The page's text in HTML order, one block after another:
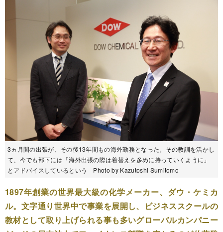
3ヵ月間の出張が、その後13年間もの海外勤務となった。その教訓を活かし
て、今でも部下には「海外出張の際は着替えを多めに持っていくように」
とアドバイスしているという Photo by Kazutoshi Sumitomo
1897年創業の世界最大級の化学メーカー、ダウ・ケミカ
ル。文字通り世界中で事業を展開し、ビジネススクールの
教材として取り上げられる事も多いグローバルカンパニー